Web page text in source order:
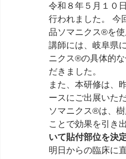
令和８年５月１０
行われました。 今
品ソマニクス®を
講師には、岐阜県
ニクス®の具体的
だきました。
また、本研修は、
ースにご出展いた
ソマニクス®は、
ことで効果を引き
いて貼付部位を決
明日からの臨床に